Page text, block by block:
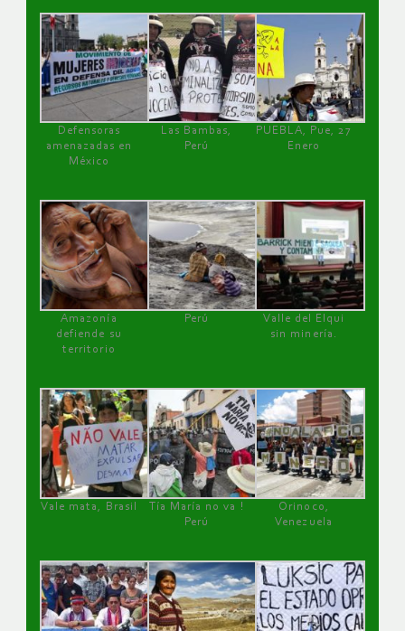
Defensoras
amenazadas en
México
Las Bambas,
Perú
PUEBLA, Pue, 27
Enero
Amazonía
defiende su
territorio
Perú
Valle del Elqui
sin minería.
Vale mata, Brasil
Tía María no va !
Perú
Orinoco,
Venezuela